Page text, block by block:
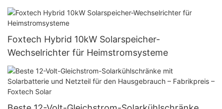
für Gewerbebetriebe
Foxtech Hybrid 10kW Solarspeicher-
Wechselrichter für Heimstromsysteme